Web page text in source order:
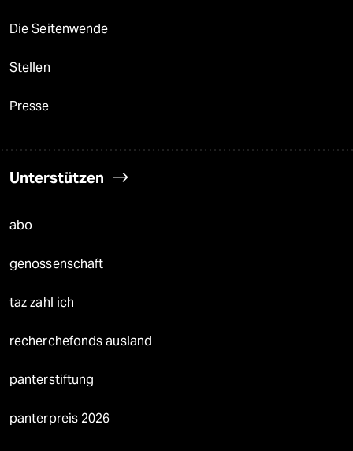
Die Seitenwende
Stellen
Presse
Unterstützen
abo
genossenschaft
taz zahl ich
recherchefonds ausland
panterstiftung
panterpreis 2026